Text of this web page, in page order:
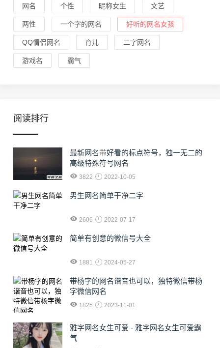
网名 个性 昵称女生 文艺
两性 一个字的网名 好听的网名女孩
QQ情侣网名 育儿 二字网名
游戏名 霸气
阅读排行
最新网名带好看的标点符号，独一无二的
高级特殊符号网名
3822 2022-10-05
男生网名简单干净二字
2606 2022-07-17
简单有创意的微信号大全
1881 2024-05-27
​带杨字的网名谐音也可以，独特微信带杨
字微信网名
1825 2023-11-01
雅字网名女生可爱 - 雅字网名女生可爱霸
气